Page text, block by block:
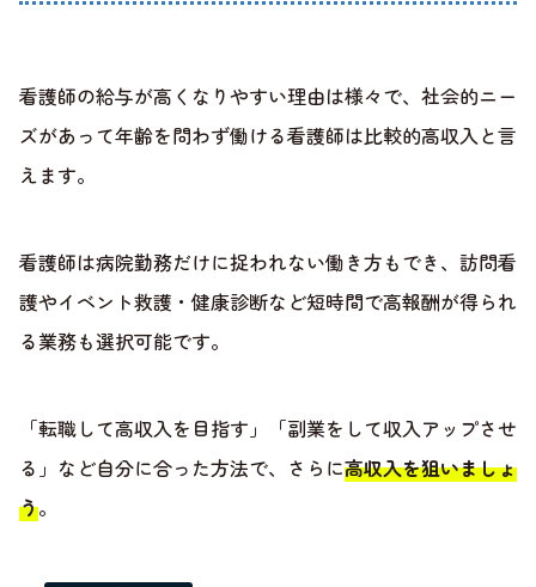
看護師の給与が高くなりやすい理由は様々で、社会的ニー
ズがあって年齢を問わず働ける看護師は比較的高収入と言
えます。
看護師は病院勤務だけに捉われない働き方もでき、訪問看
護やイベント救護・健康診断など短時間で高報酬が得られ
る業務も選択可能です。
「転職して高収入を目指す」「副業をして収入アップさせ
る」など自分に合った方法で、さらに高収入を狙いましょ
う。